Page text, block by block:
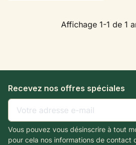
Affichage 1-1 de 1
Recevez nos offres spéciales
Vous pouvez vous désinscrire à tout
pour cela nos informations de contact